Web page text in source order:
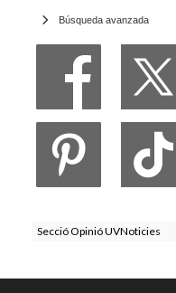
Búsqueda avanzada
Secció Opinió UVNoticies